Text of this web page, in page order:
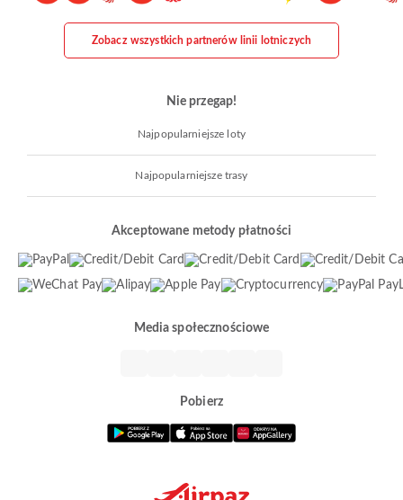
Zobacz wszystkich partnerów linii lotniczych
Nie przegap!
Najpopularniejsze loty
Najpopularniejsze trasy
Akceptowane metody płatności
Media społecznościowe
Pobierz